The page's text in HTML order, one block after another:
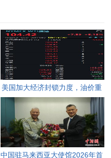
美国加大经济封锁力度，油价重
返100美元高点，黄金价格急
跌，日韩主要股指开盘走低。
中国驻马来西亚大使馆2026年首